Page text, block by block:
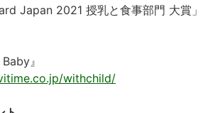
Japan 2021 授乳と食事部門 大賞」
』
withchild/